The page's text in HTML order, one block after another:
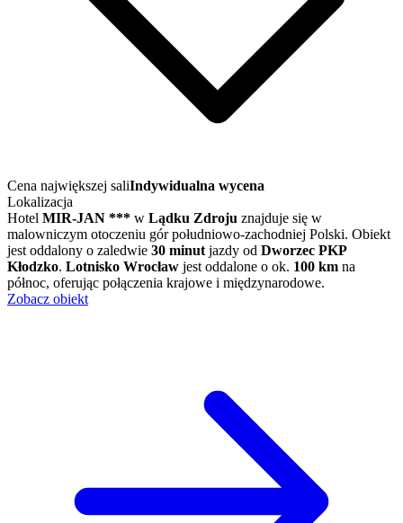
Cena największej saliIndywidualna wycena
Lokalizacja
Hotel MIR-JAN *** w Lądku Zdroju znajduje się w
malowniczym otoczeniu gór południowo-zachodniej Polski. Obiekt
jest oddalony o zaledwie 30 minut jazdy od Dworzec PKP
Kłodzko. Lotnisko Wrocław jest oddalone o ok. 100 km na
północ, oferując połączenia krajowe i międzynarodowe.
Zobacz obiekt